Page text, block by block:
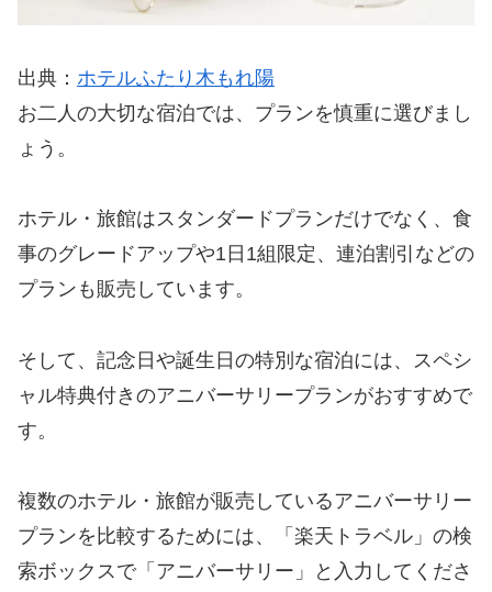
出典： ホテルふたり木もれ陽
お二人の大切な宿泊では、プランを慎重に選びまし
ょう。
ホテル・旅館はスタンダードプランだけでなく、食
事のグレードアップや1日1組限定、連泊割引などの
プランも販売しています。
そして、記念日や誕生日の特別な宿泊には、スペシ
ャル特典付きのアニバーサリープランがおすすめで
す。
複数のホテル・旅館が販売しているアニバーサリー
プランを比較するためには、「楽天トラベル」の検
索ボックスで「アニバーサリー」と入力してくださ